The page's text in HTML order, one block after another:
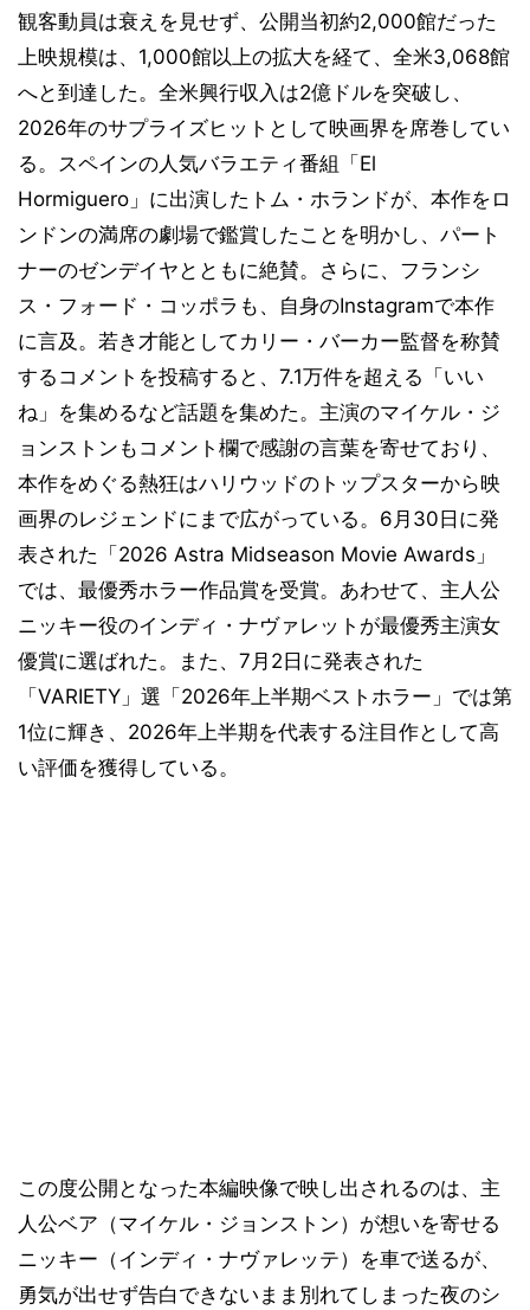
観客動員は衰えを見せず、公開当初約2,000館だった
上映規模は、1,000館以上の拡大を経て、全米3,068館
へと到達した。全米興行収入は2億ドルを突破し、
2026年のサプライズヒットとして映画界を席巻してい
る。スペインの人気バラエティ番組「El
Hormiguero」に出演したトム・ホランドが、本作をロ
ンドンの満席の劇場で鑑賞したことを明かし、パート
ナーのゼンデイヤとともに絶賛。さらに、フランシ
ス・フォード・コッポラも、自身のInstagramで本作
に言及。若き才能としてカリー・バーカー監督を称賛
するコメントを投稿すると、7.1万件を超える「いい
ね」を集めるなど話題を集めた。主演のマイケル・ジ
ョンストンもコメント欄で感謝の言葉を寄せており、
本作をめぐる熱狂はハリウッドのトップスターから映
画界のレジェンドにまで広がっている。6月30日に発
表された「2026 Astra Midseason Movie Awards」
では、最優秀ホラー作品賞を受賞。あわせて、主人公
ニッキー役のインディ・ナヴァレットが最優秀主演女
優賞に選ばれた。また、7月2日に発表された
「VARIETY」選「2026年上半期ベストホラー」では第
1位に輝き、2026年上半期を代表する注目作として高
い評価を獲得している。
この度公開となった本編映像で映し出されるのは、主
人公ベア（マイケル・ジョンストン）が想いを寄せる
ニッキー（インディ・ナヴァレッテ）を車で送るが、
勇気が出せず告白できないまま別れてしまった夜のシ